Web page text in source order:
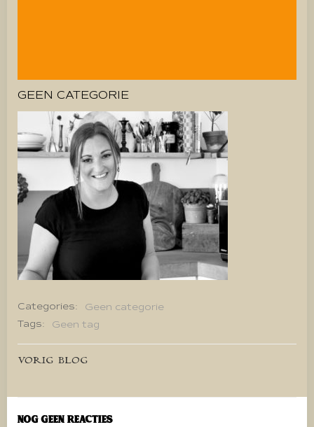
GEEN CATEGORIE
Categories:
Geen categorie
Tags:
Geen tag
Bericht
navigatie
VORIG BLOG
Nog geen reacties